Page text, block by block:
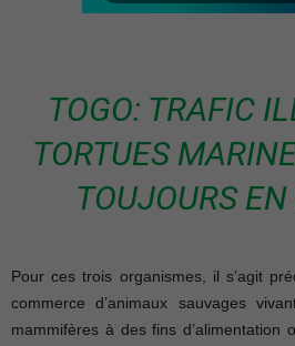
TOGO: TRAFIC
TORTUES
TOUJOURS
Pour ces trois organismes, il s’agit
commerce d’animaux sauvages
mammifères à des fins d’alimentation